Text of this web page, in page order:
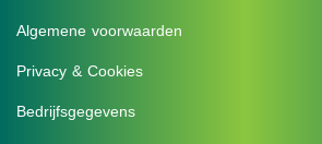
Algemene voorwaarden
Privacy & Cookies
Bedrijfsgegevens